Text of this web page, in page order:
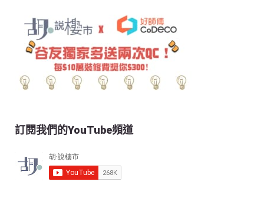
訂閱我們的YouTube頻道